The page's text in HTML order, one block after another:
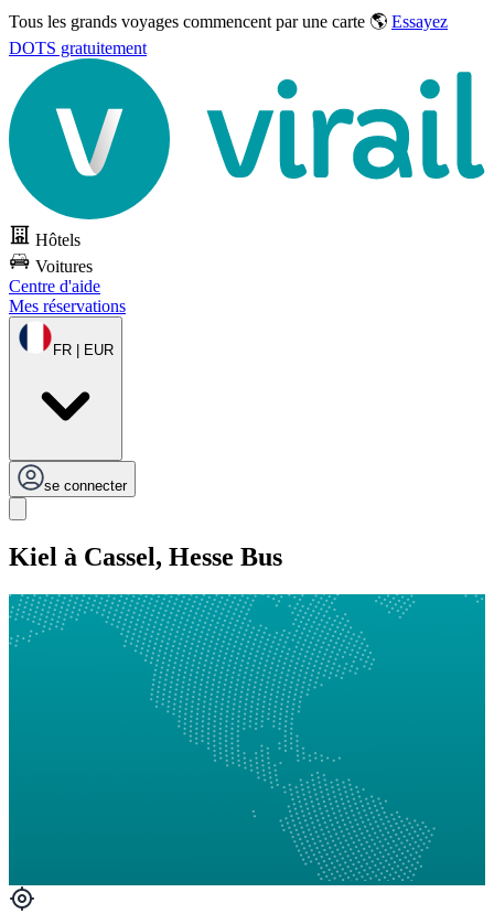
Tous les grands voyages commencent par une carte 🌎 Essayez
DOTS gratuitement
Hôtels
Voitures
Centre d'aide
Mes réservations
FR | EUR
se connecter
Kiel à Cassel, Hesse Bus